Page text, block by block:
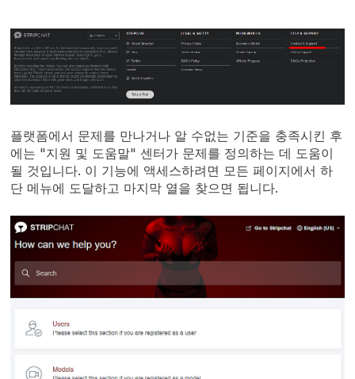
플랫폼에서 문제를 만나거나 알 수없는 기준을 충족시킨 후
에는 "지원 및 도움말" 센터가 문제를 정의하는 데 도움이
될 것입니다. 이 기능에 액세스하려면 모든 페이지에서 하
단 메뉴에 도달하고 마지막 열을 찾으면 됩니다.